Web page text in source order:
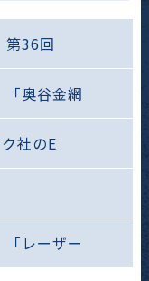
36回
奥谷金網
社のE
レーザー